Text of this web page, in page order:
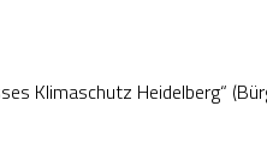
Klimaschutz Heidelberg“